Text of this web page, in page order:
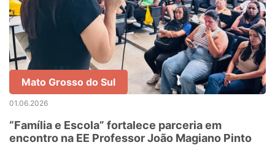
Mato Grosso do Sul
01.06.2026
“Família e Escola” fortalece parceria em
encontro na EE Professor João Magiano Pinto